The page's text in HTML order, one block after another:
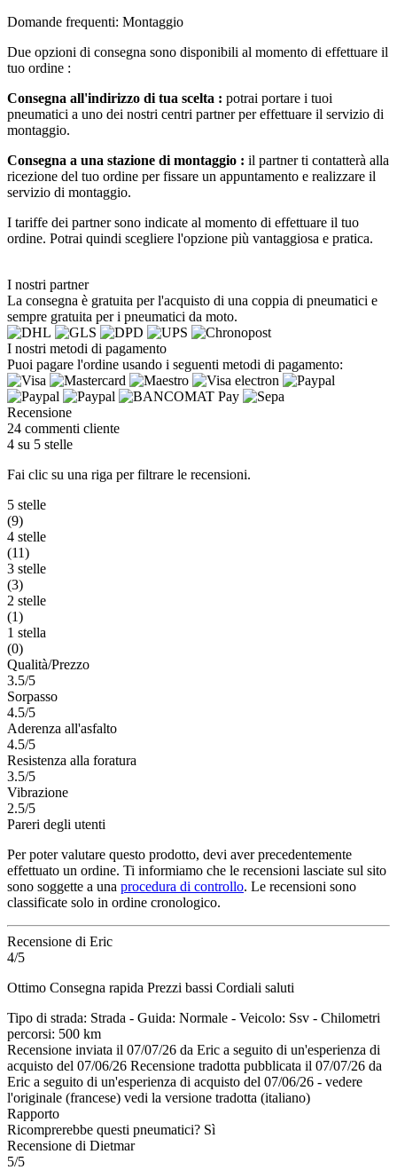
Domande frequenti: Montaggio
Due opzioni di consegna sono disponibili al momento di effettuare il
tuo ordine :
Consegna all'indirizzo di tua scelta : potrai portare i tuoi
pneumatici a uno dei nostri centri partner per effettuare il servizio di
montaggio.
Consegna a una stazione di montaggio : il partner ti contatterà alla
ricezione del tuo ordine per fissare un appuntamento e realizzare il
servizio di montaggio.
I tariffe dei partner sono indicate al momento di effettuare il tuo
ordine. Potrai quindi scegliere l'opzione più vantaggiosa e pratica.
I nostri partner
La consegna è gratuita per l'acquisto di una coppia di pneumatici e
sempre gratuita per i pneumatici da moto.
I nostri metodi di pagamento
Puoi pagare l'ordine usando i seguenti metodi di pagamento:
Recensione
24 commenti cliente
4 su 5 stelle
Fai clic su una riga per filtrare le recensioni.
5 stelle
(9)
4 stelle
(11)
3 stelle
(3)
2 stelle
(1)
1 stella
(0)
Qualità/Prezzo
3.5/5
Sorpasso
4.5/5
Aderenza all'asfalto
4.5/5
Resistenza alla foratura
3.5/5
Vibrazione
2.5/5
Pareri degli utenti
Per poter valutare questo prodotto, devi aver precedentemente
effettuato un ordine. Ti informiamo che le recensioni lasciate sul sito
sono soggette a una procedura di controllo. Le recensioni sono
classificate solo in ordine cronologico.
Recensione di Eric
4/5
Ottimo Consegna rapida Prezzi bassi Cordiali saluti
Tipo di strada: Strada - Guida: Normale - Veicolo: Ssv - Chilometri
percorsi: 500 km
Recensione inviata il 07/07/26 da Eric a seguito di un'esperienza di
acquisto del 07/06/26 Recensione tradotta pubblicata il 07/07/26 da
Eric a seguito di un'esperienza di acquisto del 07/06/26 - vedere
l'originale (francese) vedi la versione tradotta (italiano)
Rapporto
Ricomprerebbe questi pneumatici? Sì
Recensione di Dietmar
5/5